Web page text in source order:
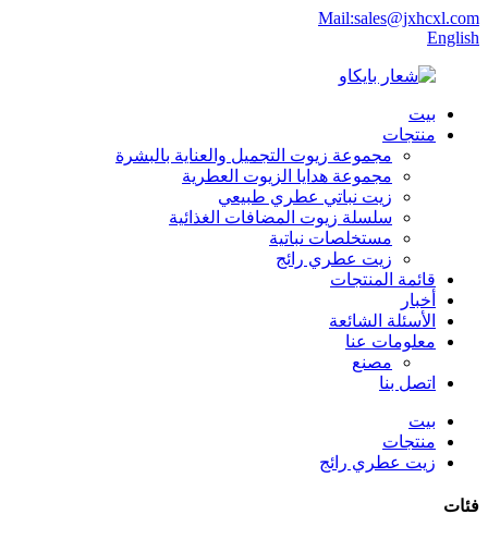
Mail:sales@jxhcxl.com
English
بيت
منتجات
مجموعة زيوت التجميل والعناية بالبشرة
مجموعة هدايا الزيوت العطرية
زيت نباتي عطري طبيعي
سلسلة زيوت المضافات الغذائية
مستخلصات نباتية
زيت عطري رائج
قائمة المنتجات
أخبار
الأسئلة الشائعة
معلومات عنا
مصنع
اتصل بنا
بيت
منتجات
زيت عطري رائج
فئات